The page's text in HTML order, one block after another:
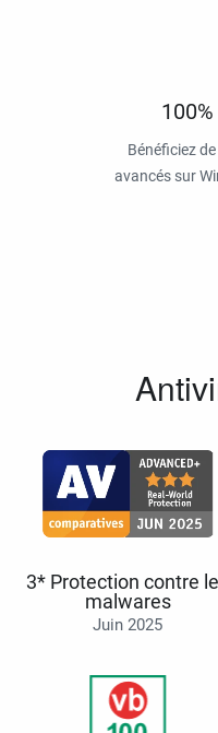
Bénéficiez
avancés sur
3* Protection contre
malwares
Juin 2025